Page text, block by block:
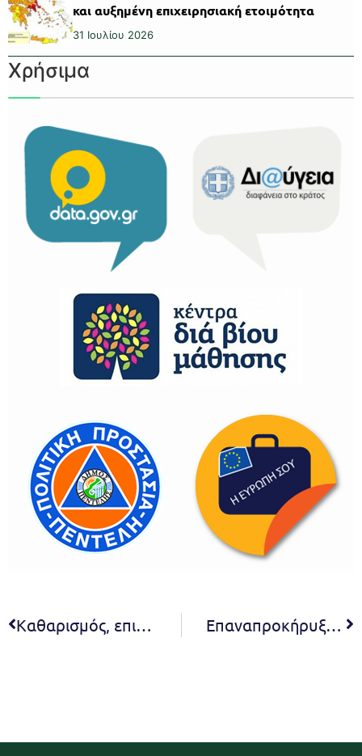
και αυξημένη επιχειρησιακή ετοιμότητα
31 Ιουλίου 2026
Χρήσιμα
Καθαρισμός, επιδιορθώσεις ζημιών και βάψιμο στα στέγαστρα των στάσεων λεωφορείων στο Δήμο μας Επαναπροκήρυξη Ανοικτού διεθνή ηλεκτρονικού διαγωνισμού «ΠΡΟΜΗΘΕΙΑ ΗΛΕΚΤΡΙΚΩΝ ΟΧΗΜΑΤΩΝ & ΣΤΑΘΜΩΝ ΦΟΡΤΙΣΗΣ ΔΗΜΟΥ ΠΕΝΤΕΛΗΣ»